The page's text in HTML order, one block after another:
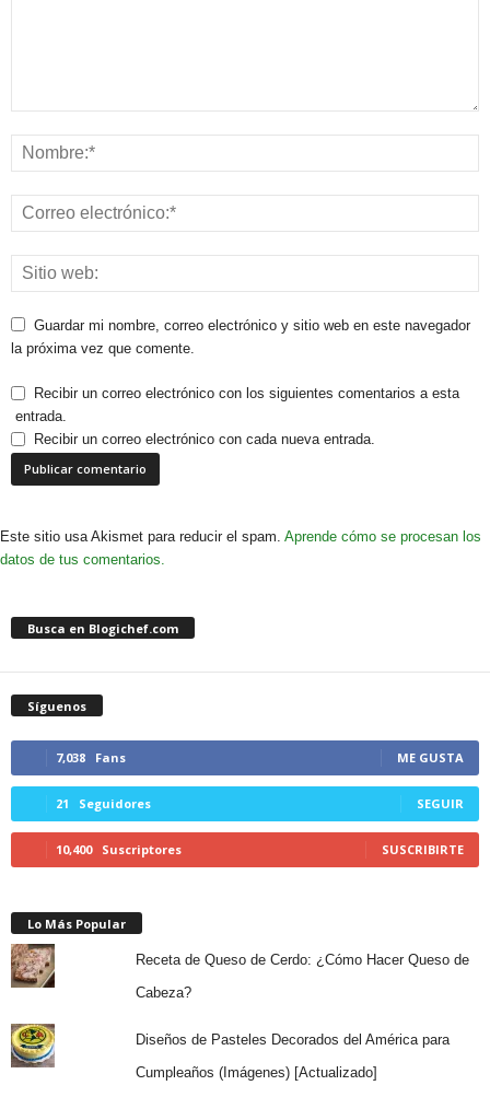
Guardar mi nombre, correo electrónico y sitio web en este navegador
la próxima vez que comente.
Recibir un correo electrónico con los siguientes comentarios a esta
entrada.
Recibir un correo electrónico con cada nueva entrada.
Este sitio usa Akismet para reducir el spam. Aprende cómo se procesan los
datos de tus comentarios.
Busca en Blogichef.com
Síguenos
7,038 Fans ME GUSTA
21 Seguidores SEGUIR
10,400 Suscriptores SUSCRIBIRTE
Lo Más Popular
Receta de Queso de Cerdo: ¿Cómo Hacer Queso de
Cabeza?
Diseños de Pasteles Decorados del América para
Cumpleaños (Imágenes) [Actualizado]